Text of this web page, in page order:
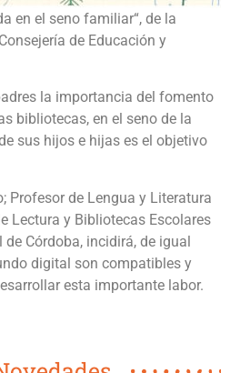
en el seno familiar“, de la
de Educación y
la importancia del fomento
bibliotecas, en el seno de la
sus hijos e hijas es el objetivo
Profesor de Lengua y Literatura
Lectura y Bibliotecas Escolares
Córdoba, incidirá, de igual
digital son compatibles y
esta importante labor.